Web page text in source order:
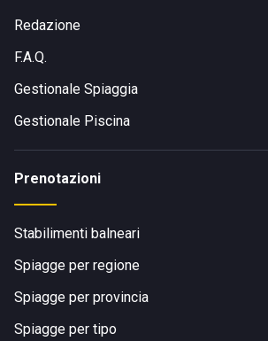
Redazione
F.A.Q.
Gestionale Spiaggia
Gestionale Piscina
Prenotazioni
Stabilimenti balneari
Spiagge per regione
Spiagge per provincia
Spiagge per tipo